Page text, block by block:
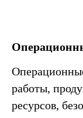
работы,
ресурсов,